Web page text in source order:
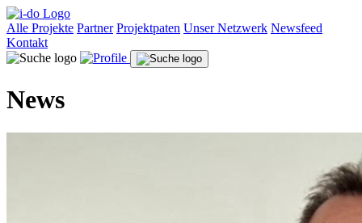
Alle Projekte Partner Projektpaten Unser Netzwerk Newsfeed
Kontakt
News